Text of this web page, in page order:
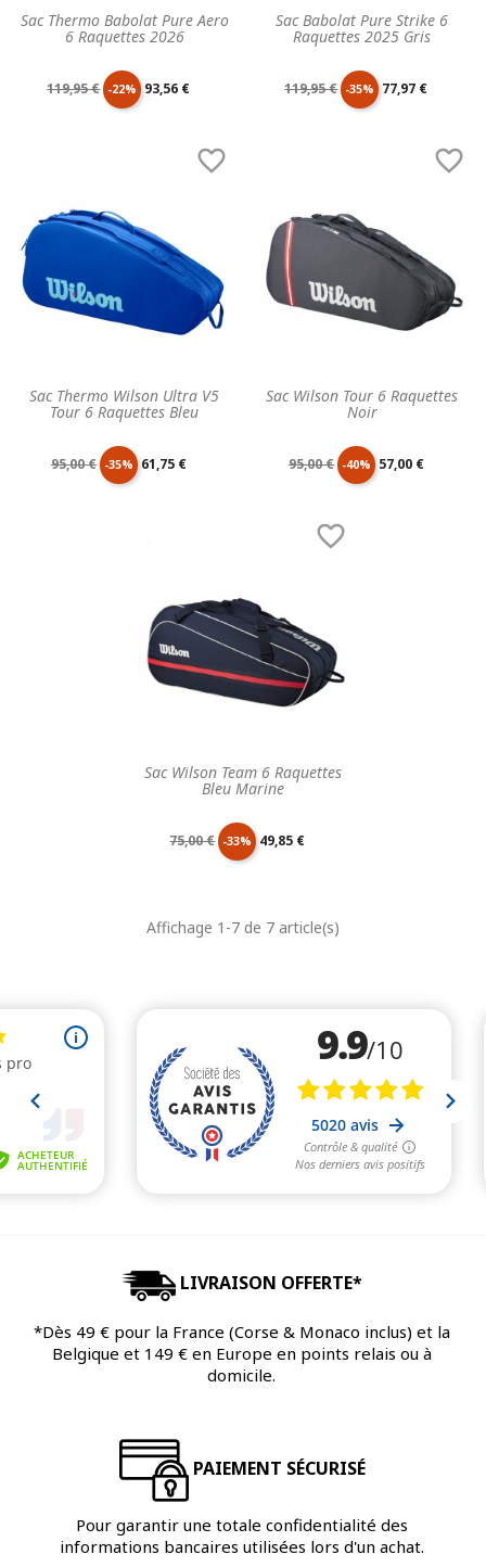
Sac Thermo Babolat Pure Aero
6 Raquettes 2026
Prix
119,95 € -22% Prix
93,56 €
Sac Babolat Pure Strike 6
Raquettes 2025 Gris
Prix
119,95 € -35% Prix
77,97 €
Sac Thermo Wilson Ultra V5
Tour 6 Raquettes Bleu

Prix
95,00 € -35% Prix
61,75 €
Sac Wilson Tour 6 Raquettes
Noir

Prix
95,00 € -40% Prix
57,00 €
Sac Wilson Team 6 Raquettes
Bleu Marine

Prix
base
75,00 € -33% Prix
49,85 €
Affichage 1-7 de 7 article(s)
LIVRAISON OFFERTE*
*Dès 49 € pour la France (Corse & Monaco inclus) et la
Belgique et 149 € en Europe en points relais ou à
domicile.
PAIEMENT SÉCURISÉ
Pour garantir une totale confidentialité des
informations bancaires utilisées lors d'un achat.